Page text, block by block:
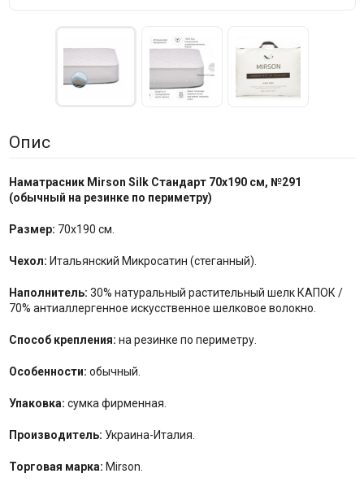
Опис
Наматрасник Mirson Silk Стандарт 70x190 см, №291
(обычный на резинке по периметру)
Размер: 70x190 см.
Чехол: Итальянский Микросатин (стеганный).
Наполнитель: 30% натуральный растительный шелк КАПОК /
70% антиаллергенное искусственное шелковое волокно.
Способ крепления: на резинке по периметру.
Особенности: обычный.
Упаковка: сумка фирменная.
Производитель: Украина-Италия.
Торговая марка: Mirson.